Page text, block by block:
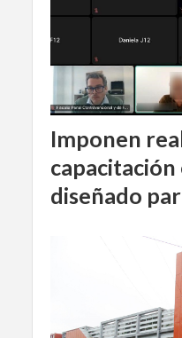
Imponen
capacitación
diseñado